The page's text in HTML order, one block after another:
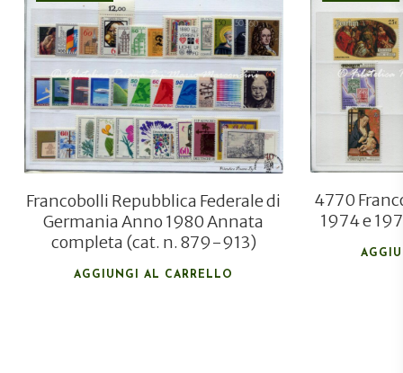
€46,80
€31,50
Francobolli Repubblica Federale di
Germania Anno 1980 Annata
completa (cat. n. 879-913)
AGGIUNGI AL CARRELLO
4770
1974 e